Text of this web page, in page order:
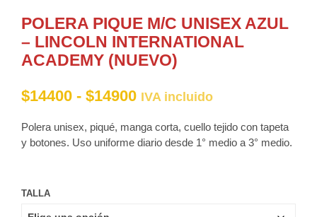
POLERA PIQUE M/C UNISEX AZUL
– LINCOLN INTERNATIONAL
ACADEMY (NUEVO)
$14400 - $14900Rango
precios:
IVA incluido
Polera unisex, piqué, manga corta, cuello tejido con tapeta
y botones. Uso uniforme diario desde 1° medio a 3° medio.
TALLA